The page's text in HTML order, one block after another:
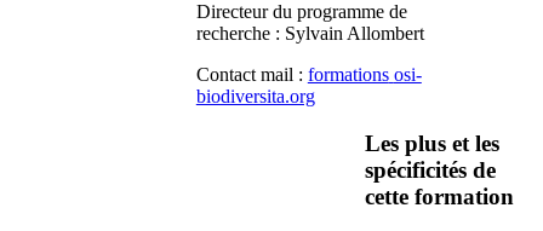
Directeur du programme de
recherche : Sylvain Allombert
Contact mail : formations osi-
biodiversita.org
Les plus et les
spécificités de
cette formation